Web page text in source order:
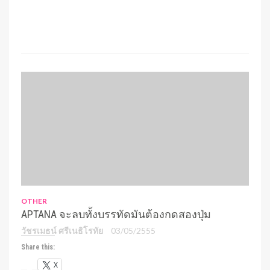
OTHER
APTANA จะลบทั้งบรรทัดมันต้องกดสองปุ่ม
วัชรเมธน์ ศรีเนธิโรทัย 03/05/2555
Share this:
X